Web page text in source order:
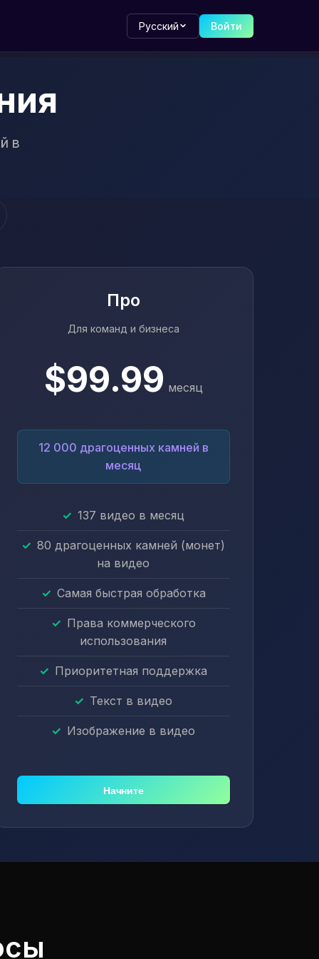
Русский Войти
в
Про
Для команд и бизнеса
$99.99 месяц
12 000 драгоценных камней в
месяц
137 видео в месяц
80 драгоценных камней (монет)
на видео
Самая быстрая обработка
Права коммерческого
использования
Приоритетная поддержка
Текст в видео
Изображение в видео
Начните